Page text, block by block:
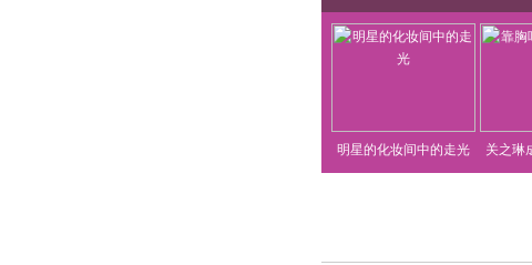
明星的化妆间中的走光 关之琳